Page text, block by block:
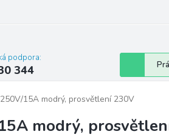
podpora:
344
15A modrý, prosvětlení 230V
modrý,